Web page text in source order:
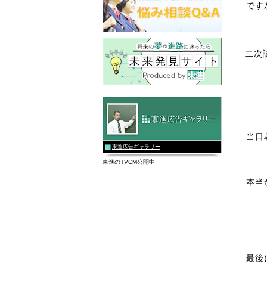
です
二次
当日
本当
最後
東進広告ギャラリー
東進のTVCM公開中